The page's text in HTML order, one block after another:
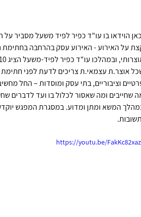
הוידאו בו עו"ד כפיר לפיד משעל מסביר על
על האירוע - האירוע עסק בהרחבה בחתימת
אוצר.ת עצמאי.ת צריכים לדעת לפני חתימת
וציבוריים, בתי עסק ומוסדות – החל
שחייבים ומה שאסור לכלול בו ועד לדברים
המשא ומתן ומדוע. במסגרת המפגש
https://youtu.be/